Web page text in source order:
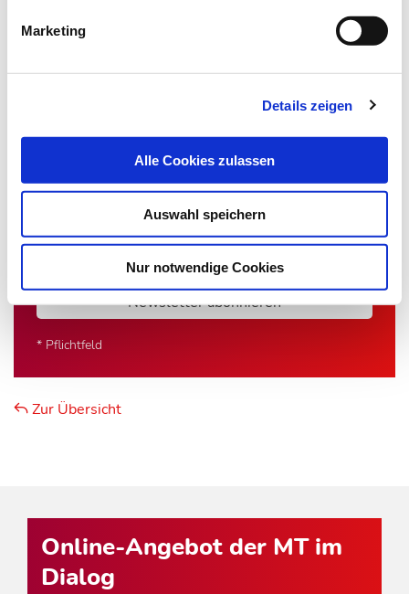
Marketing
Details zeigen
Alle Cookies zulassen
Auswahl speichern
Nur notwendige Cookies
Newsletter­anmeldung
über die wichtigsten Branchen-News, aktuelle
Themen und die neusten Stellenangebote.
E-Mail-Adresse
Ich habe die Hinweise zumDatenschutzgelesen.*
Newsletter abonnieren
* Pflichtfeld
Zur Übersicht
Online-Angebot der MT im
Dialog